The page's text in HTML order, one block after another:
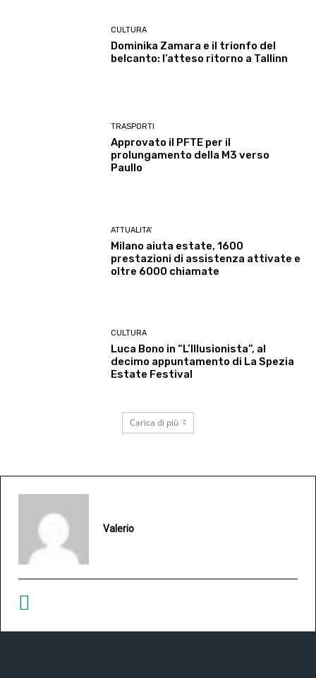
CULTURA
Dominika Zamara e il trionfo del
belcanto: l’atteso ritorno a Tallinn
TRASPORTI
Approvato il PFTE per il
prolungamento della M3 verso
Paullo
ATTUALITA'
Milano aiuta estate, 1600
prestazioni di assistenza attivate e
oltre 6000 chiamate
CULTURA
Luca Bono in “L’Illusionista”, al
decimo appuntamento di La Spezia
Estate Festival
Carica di più
Valerio